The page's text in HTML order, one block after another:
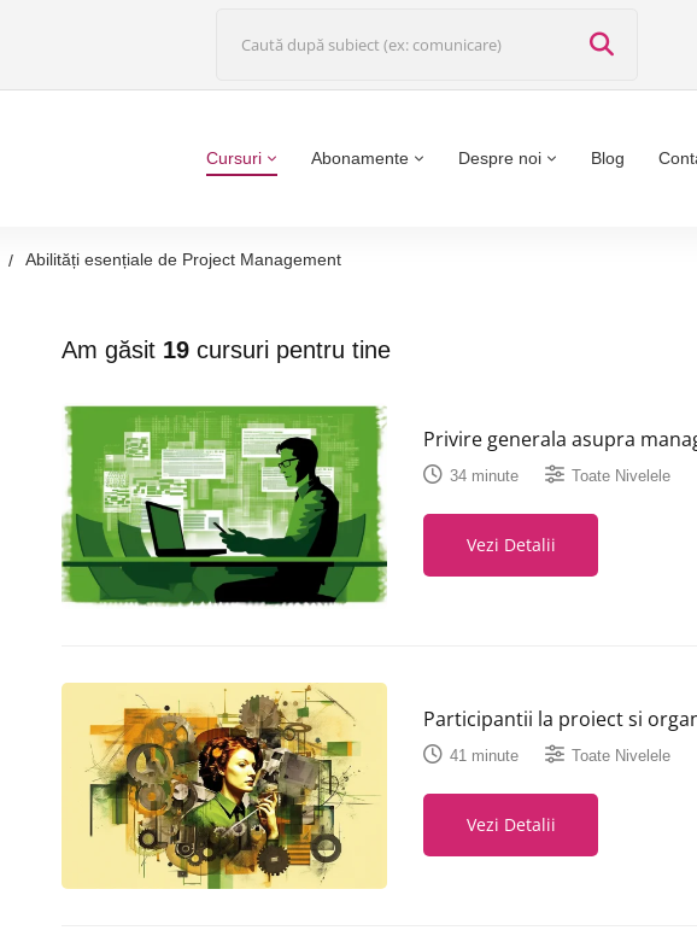
Cursuri Abonamente Despre noi Blog
Abilități esențiale de Project Management
Am găsit 19cursuri pentru tine
Privire generala asupra
34 minute Toate Nivelele
Vezi Detalii
Participantii la proiect si
41 minute Toate Nivelele
Vezi Detalii